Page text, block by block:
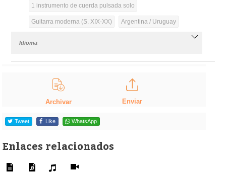
1 instrumento de cuerda pulsada solo
Guitarra moderna (S. XIX-XX) Argentina / Uruguay
Idioma
Archivar Enviar
Tweet Like WhatsApp
Enlaces relacionados